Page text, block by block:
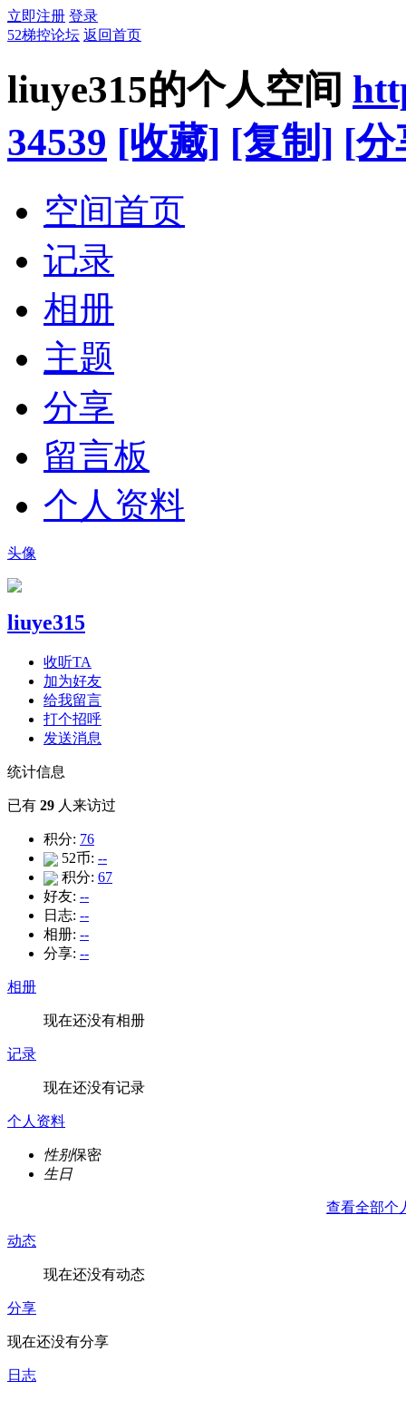
立即注册 登录
52梯控论坛 返回首页
liuye315的个人空间
34539 [收藏] [复制] [分
空间首页
记录
相册
主题
分享
留言板
个人资料
头像
liuye315
收听TA
加为好友
给我留言
打个招呼
发送消息
统计信息
已有 29 人来访过
积分: 76
52币: --
积分: 67
好友: --
日志: --
相册: --
分享: --
相册
现在还没有相册
记录
现在还没有记录
个人资料
性别保密
生日
查看全部个
动态
现在还没有动态
分享
现在还没有分享
日志